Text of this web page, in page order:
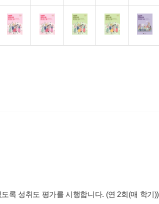
록 성취도 평가를 시행합니다. (연 2회(매 학기))